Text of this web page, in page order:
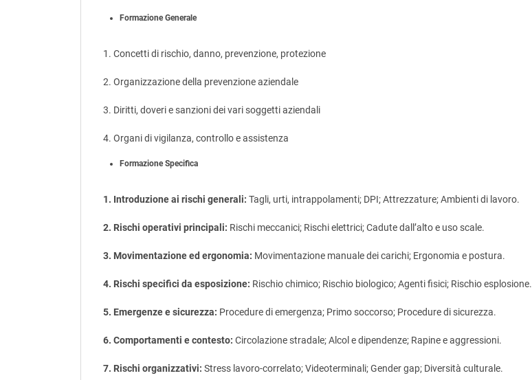
Formazione Generale
1. Concetti di rischio, danno, prevenzione, protezione
2. Organizzazione della prevenzione aziendale
3. Diritti, doveri e sanzioni dei vari soggetti aziendali
4. Organi di vigilanza, controllo e assistenza
Formazione Specifica
1. Introduzione ai rischi generali: Tagli, urti, intrappolamenti; DPI; Attrezzature; Ambienti di lavoro.
2. Rischi operativi principali: Rischi meccanici; Rischi elettrici; Cadute dall’alto e uso scale.
3. Movimentazione ed ergonomia: Movimentazione manuale dei carichi; Ergonomia e postura.
4. Rischi specifici da esposizione: Rischio chimico; Rischio biologico; Agenti fisici; Rischio esplosione.
5. Emergenze e sicurezza: Procedure di emergenza; Primo soccorso; Procedure di sicurezza.
6. Comportamenti e contesto: Circolazione stradale; Alcol e dipendenze; Rapine e aggressioni.
7. Rischi organizzativi: Stress lavoro-correlato; Videoterminali; Gender gap; Diversità culturale.